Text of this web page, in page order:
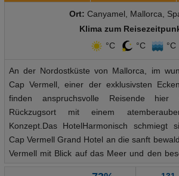
Ort: Canyamel, Mallorca,
Klima zum
°C
°C °C
An der Nordostküste von Mallorca, im
Cap Vermell, einer der exklusivsten
finden anspruchsvolle Reisende hier
Rückzugsort mit einem
Konzept.Das HotelHarmonisch schmiegt
Cap Vermell Grand Hotel an die sanft
Vermell mit Blick auf das Meer und den
Canyamel. Das Luxushotel ist